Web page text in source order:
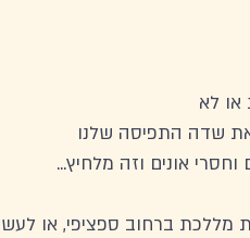
לא
שדה התפיסה שלנו
אונים וזה מלחיץ...
מללכת ברחוב ספציפי, או